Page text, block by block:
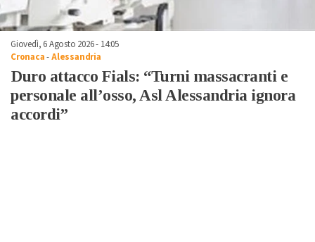
Giovedì, 6 Agosto 2026 - 14:05
Cronaca-Alessandria
Duro attacco Fials: “Turni massacranti e
personale all’osso, Asl Alessandria ignora
accordi”